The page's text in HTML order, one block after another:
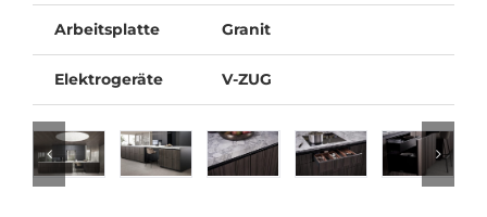
Arbeitsplatte Granit
Elektrogeräte V-ZUG